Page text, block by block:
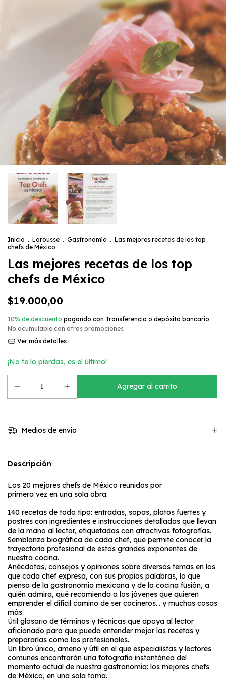
Inicio . Larousse . Gastronomía . Las mejores recetas de los top
chefs de México
Las mejores recetas de los top
chefs de México
$19.000,00
10% de descuento pagando con Transferencia o depósito bancario
No acumulable con otras promociones
Ver más detalles
¡No te lo pierdas, es el último!
Medios de envío
Descripción
Los 20 mejores chefs de México reunidos por
primera vez en una sola obra.
140 recetas de todo tipo: entradas, sopas, platos fuertes y
postres con ingredientes e instrucciones detalladas que llevan
de la mano al lector, etiquetadas con atractivas fotografías.
Semblanza biográfica de cada chef, que permite conocer la
trayectoria profesional de estos grandes exponentes de
nuestra cocina.
Anécdotas, consejos y opiniones sobre diversos temas en los
que cada chef expresa, con sus propias palabras, lo que
piensa de la gastronomía mexicana y de la cocina fusión, a
quién admira, qué recomienda a los jóvenes que quieren
emprender el difícil camino de ser cocineros… y muchas cosas
más.
Útil glosario de términos y técnicas que apoya al lector
aficionado para que pueda entender mejor las recetas y
prepararlas como los profesionales.
Un libro único, ameno y útil en el que especialistas y lectores
comunes encontrarán una fotografía instantánea del
momento actual de nuestra gastronomía: los mejores chefs
de México, en una sola toma.